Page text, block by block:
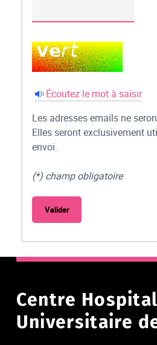
Écoutez le mot à saisir
Les adresses emails ne
Elles seront exclusivement
envoi.
(*) champ obligatoire
Centre
Universitaire